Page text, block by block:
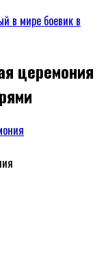
церемония